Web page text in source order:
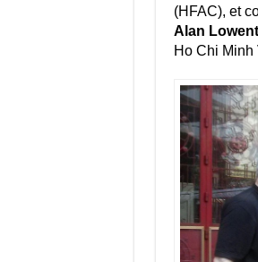
(HFAC), et
Alan
Ho Chi Minh